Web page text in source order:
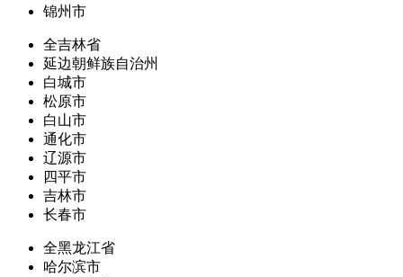
锦州市
全吉林省
延边朝鲜族自治州
白城市
松原市
白山市
通化市
辽源市
四平市
吉林市
长春市
全黑龙江省
哈尔滨市